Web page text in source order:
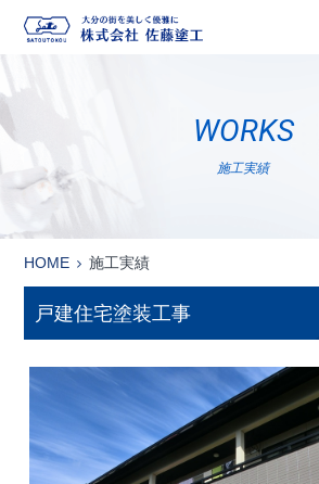
WORKS
施工実績
HOME 施工実績
戸建住宅塗装工事